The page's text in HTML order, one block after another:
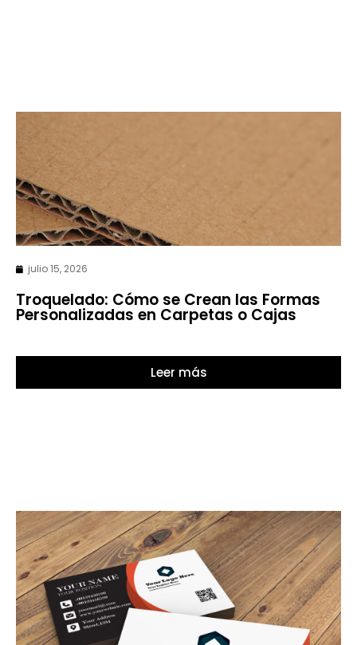
julio 15, 2026
Troquelado: Cómo se Crean las Formas
Personalizadas en Carpetas o Cajas
Leer más